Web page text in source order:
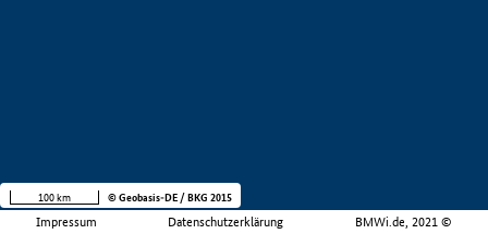
Impressum Datenschutzerklärung BMWi.de, 2021 ©
100 km © Geobasis-DE / BKG 2015